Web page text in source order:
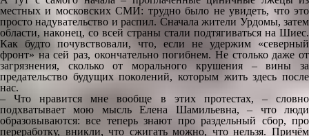
местных и московских СМИ: трудно было не увидеть, что это
просто надувательство и распил. Сначала жители Урдомы, затем
области, наконец, со всей страны стали подтягиваться на Шиес.
Как будто почувствовали, что, если не удержим «северный
фронт» на сей раз, окончательно погибнем. Не столько даже от
загрязнения, сколько от морального крушения – вины за
предательство будущих поколений, которым жить здесь после
нас.
– Что нравится мне вообще в этих протестах, – словно
подхватывает мою мысль Елена Шамильевна, – что люди
образовываются: все теперь знают про раздельный сбор, про
переработку, вникли, что сжигать можно, что нельзя. Причём